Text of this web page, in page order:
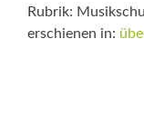
Rubrik:
erschienen in: